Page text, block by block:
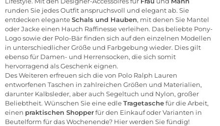
runden Sie jedes Outfit anspruchsvoll und elegant ab. Sie
entdecken eleganteSchals und Hauben, mit denen Sie Mantel
oder Jacke einen Hauch Raffinesse verleihen. Das beliebte Pony-
Logo sowie der Polo-Bär finden sich auf den einzelnen Modellen
in unterschiedlicher Größe und Farbgebung wieder. Dies gilt
ebenso für Damen- und Herrensocken, die sich somit
hervorragend als Geschenk eignen.
Des Weiteren erfreuen sich die von Polo Ralph Lauren
entworfenen Taschen in zahlreichen Größen und Materialien,
darunter Kalbsleder, aber auch Segeltuch und Nylon, großer
Beliebtheit. Wünschen Sie eine edleTragetaschefür die Arbeit,
einen praktischen Shopperfür den Einkauf oder Varianten in
Beutelform für das Wochenende? Hier werden Sie fündig!